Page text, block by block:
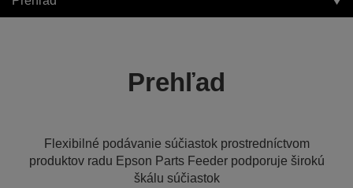
Prehľad
Flexibilné podávanie súčiastok prostredníctvom
produktov radu Epson Parts Feeder podporuje širokú
škálu súčiastok